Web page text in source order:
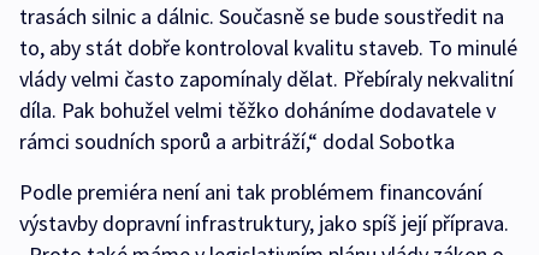
trasách silnic a dálnic. Současně se bude soustředit na
to, aby stát dobře kontroloval kvalitu staveb. To minulé
vlády velmi často zapomínaly dělat. Přebíraly nekvalitní
díla. Pak bohužel velmi těžko doháníme dodavatele v
rámci soudních sporů a arbitráží,“ dodal Sobotka
Podle premiéra není ani tak problémem financování
výstavby dopravní infrastruktury, jako spíš její příprava.